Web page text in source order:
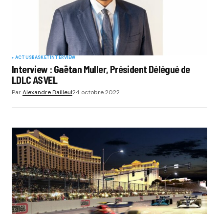
ACTUSBASKETINTERVIEW
Interview : Gaëtan Muller, Président Délégué de
LDLC ASVEL
ParAlexandre Bailleul24 octobre 2022